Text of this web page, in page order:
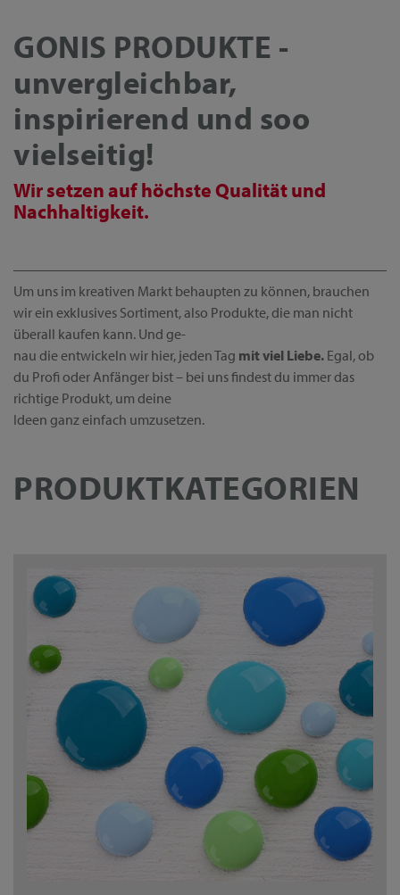
GONIS PRODUKTE -
unvergleichbar,
inspirierend und soo
vielseitig!
Wir setzen auf höchste Qualität und
Nachhaltigkeit.
Um uns im kreativen Markt behaupten zu können, brauchen
wir ein exklusives Sortiment, also Produkte, die man nicht
überall kaufen kann. Und ge-
nau die entwickeln wir hier, jeden Tag mit viel Liebe. Egal, ob
du Profi oder Anfänger bist – bei uns findest du immer das
richtige Produkt, um deine
Ideen ganz einfach umzusetzen.
PRODUKTKATEGORIEN